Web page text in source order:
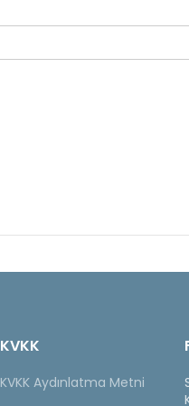
KVKK
KVKK Aydınlatma Metni